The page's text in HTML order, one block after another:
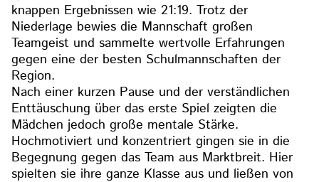
knappen Ergebnissen wie 21:19. Trotz der
Niederlage bewies die Mannschaft großen
Teamgeist und sammelte wertvolle Erfahrungen
gegen eine der besten Schulmannschaften der
Region.
Nach einer kurzen Pause und der verständlichen
Enttäuschung über das erste Spiel zeigten die
Mädchen jedoch große mentale Stärke.
Hochmotiviert und konzentriert gingen sie in die
Begegnung gegen das Team aus Marktbreit. Hier
spielten sie ihre ganze Klasse aus und ließen von